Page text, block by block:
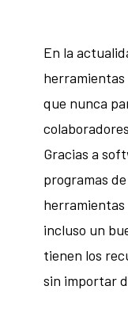
En la
herramientas
que nunca
Gracias a
programas
incluso un
tienen los
sin importar